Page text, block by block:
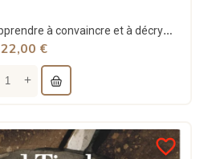
Le Pouvoir rhétorique - Apprendre à convaincre et à décrypter les discours
22,00 €
favorite_border